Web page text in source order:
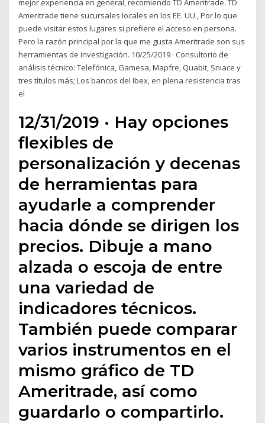
mejor experiencia en general, recomiendo TD Ameritrade. TD
Ameritrade tiene sucursales locales en los EE. UU., Por lo que
puede visitar estos lugares si prefiere el acceso en persona.
Pero la razón principal por la que me gusta Ameritrade son sus
herramientas de investigación. 10/25/2019 · Consultorio de
análisis técnico: Telefónica, Gamesa, Mapfre, Quabit, Sniace y
tres títulos más; Los bancos del Ibex, en plena resistencia tras
el
12/31/2019 · Hay opciones
flexibles de
personalización y decenas
de herramientas para
ayudarle a comprender
hacia dónde se dirigen los
precios. Dibuje a mano
alzada o escoja de entre
una variedad de
indicadores técnicos.
También puede comparar
varios instrumentos en el
mismo gráfico de TD
Ameritrade, así como
guardarlo o compartirlo.